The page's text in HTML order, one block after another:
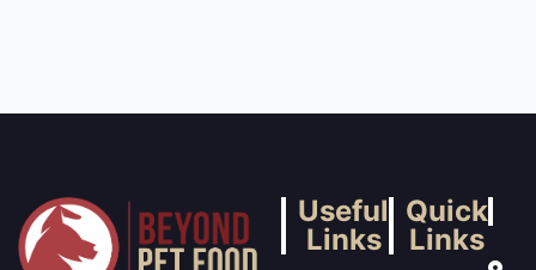
Useful
Links
Quick
Links